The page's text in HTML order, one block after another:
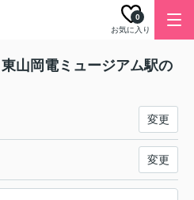
お気に入り
0
山岡電ミュージアム駅の
変更
変更